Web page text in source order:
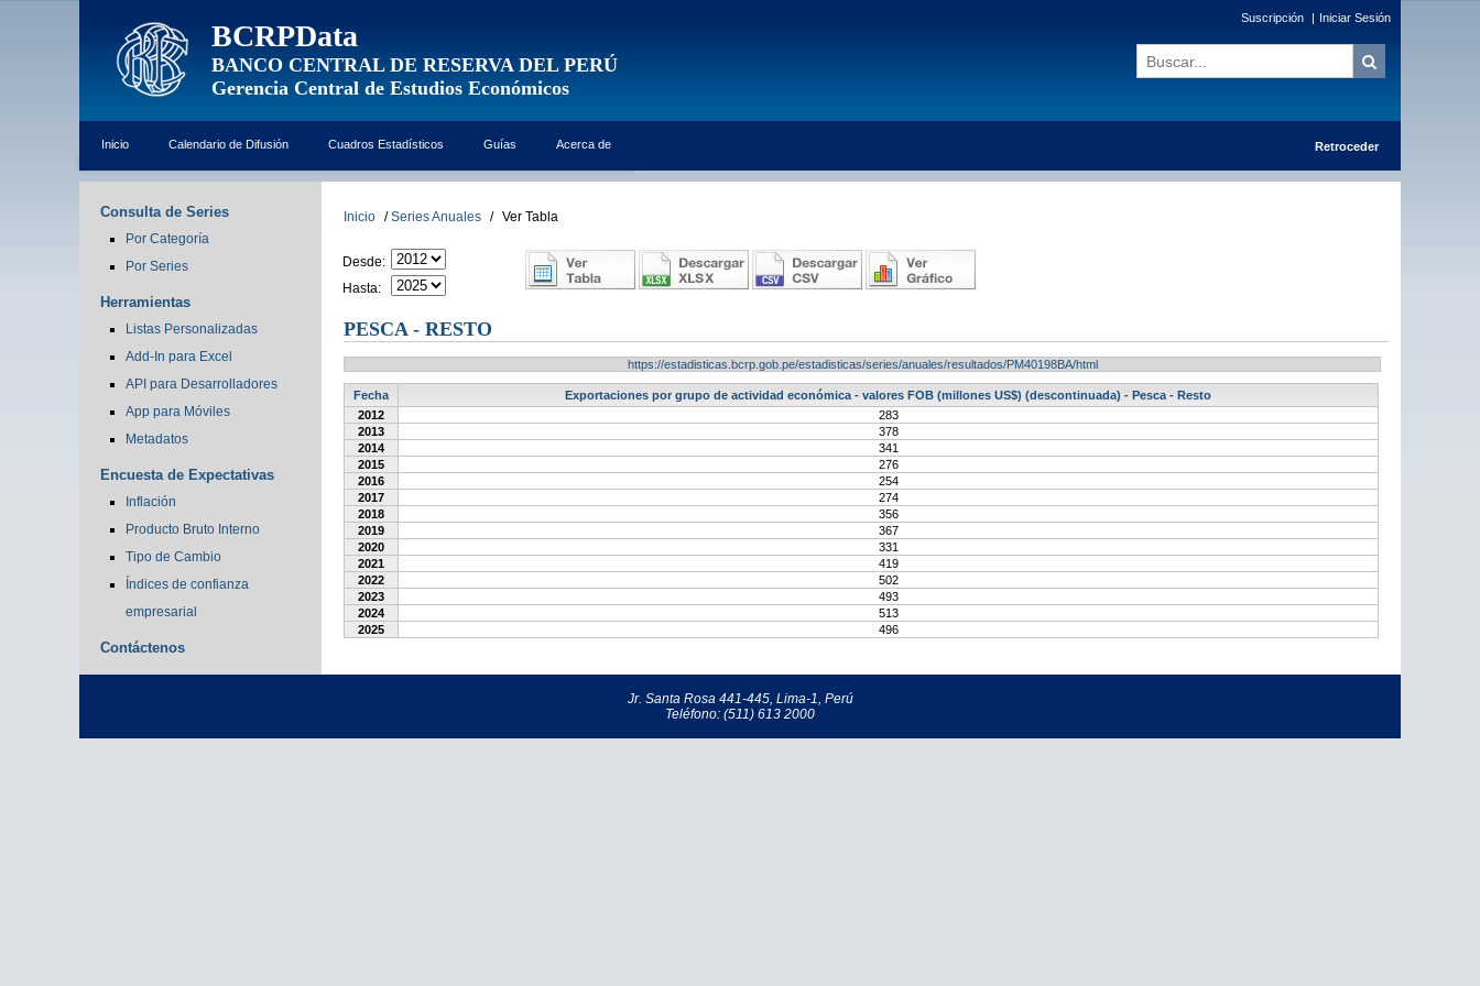
BCRPData
BANCO CENTRAL DE RESERVA DEL PERÚ
Gerencia Central de Estudios Económicos
Suscripción | Iniciar Sesión
Inicio Calendario de Difusión Cuadros Estadísticos Guías Acerca de Retroceder
Consulta de Series
Por Categoría
Por Series
Herramientas
Listas Personalizadas
Add-In para Excel
API para Desarrolladores
App para Móviles
Metadatos
Encuesta de Expectativas
Inflación
Producto Bruto Interno
Tipo de Cambio
Índices de confianza
empresarial
Contáctenos
Inicio / Series Anuales / Ver Tabla
Desde:
Hasta:
PESCA - RESTO
https://estadisticas.bcrp.gob.pe/estadisticas/series/anuales/resultados/PM40198BA/html
Fecha
Exportaciones por grupo de actividad económica - valores FOB (millones US$) (descontinuada) - Pesca - Resto
2012
283
2013
378
2014
341
2015
276
2016
254
2017
274
2018
356
2019
367
2020
331
2021
419
2022
502
2023
493
2024
513
2025
496
Jr. Santa Rosa 441-445, Lima-1, Perú
Teléfono: (511) 613 2000